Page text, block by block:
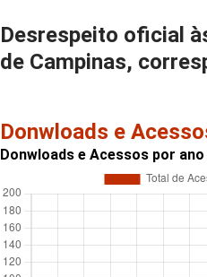
Desrespeito oficial
de Campinas,
Donwloads e
Donwloads e Acessos por ano